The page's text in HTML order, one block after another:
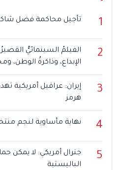
1 تأجيل محاكمة فضل
2
الفيلمُ السينمائيُّ
الإبداع، وذاكرةُ الوطن،
3
إيران: عراقيل أمريكية
هرمز
4 نهاية مأساوية لنجم
5
جنرال أمريكي: لا يمكن
الباليستية